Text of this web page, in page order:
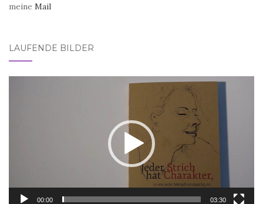
meine Mail
LAUFENDE BILDER
00:00 03:30